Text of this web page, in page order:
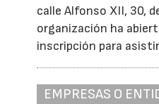
calle Alfonso XII, 30,
organización ha
inscripción para
EMPRESAS O